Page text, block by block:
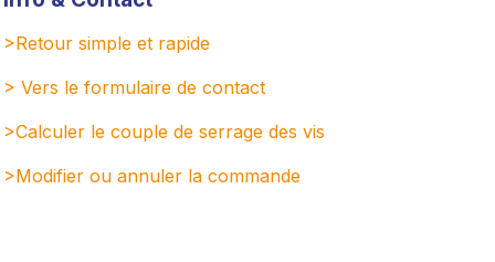
>Retour simple et rapide
> Vers le formulaire de contact
>Calculer le couple de serrage des vis
>Modifier ou annuler la commande